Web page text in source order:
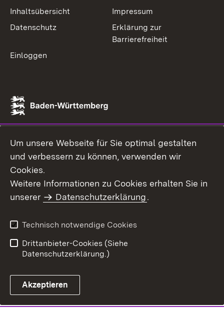
Inhaltsübersicht
Impressum
Datenschutz
Erklärung zur
Barrierefreiheit
Einloggen
Um unsere Webseite für Sie optimal gestalten
und verbessern zu können, verwenden wir
Cookies.
Weitere Informationen zu Cookies erhalten Sie in
unserer
Datenschutzerklärung.
Technisch notwendige Cookies
Drittanbieter-Cookies (Siehe
Datenschutzerklärung.)
Akzeptieren